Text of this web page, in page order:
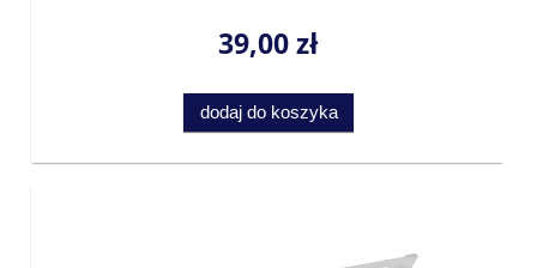
39,00 zł
dodaj do koszyka